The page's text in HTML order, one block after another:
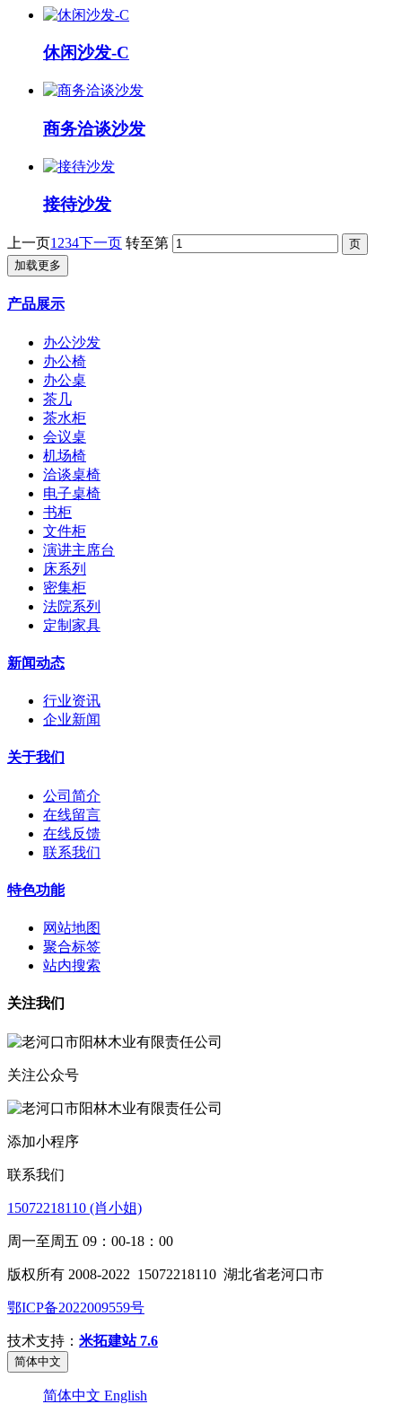
休闲沙发-C
商务洽谈沙发
接待沙发
上一页1 234下一页 转至第
加载更多
产品展示
办公沙发
办公椅
办公桌
茶几
茶水柜
会议桌
机场椅
洽谈桌椅
电子桌椅
书柜
文件柜
演讲主席台
床系列
密集柜
法院系列
定制家具
新闻动态
行业资讯
企业新闻
关于我们
公司简介
在线留言
在线反馈
联系我们
特色功能
网站地图
聚合标签
站内搜索
关注我们
关注公众号
添加小程序
联系我们
15072218110 (肖小姐)
周一至周五 09：00-18：00
版权所有 2008-2022 15072218110 湖北省老河口市
鄂ICP备2022009559号
技术支持： 米拓建站 7.6
简体中文
简体中文 English